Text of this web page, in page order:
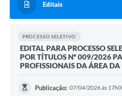
Editais
PROCESSO SELETIVO
EDITAL PARA PROCESSO
POR TÍTULOS Nº 009/2026
PROFISSIONAIS DA ÁREA
Publicação: 07/04/2026 às